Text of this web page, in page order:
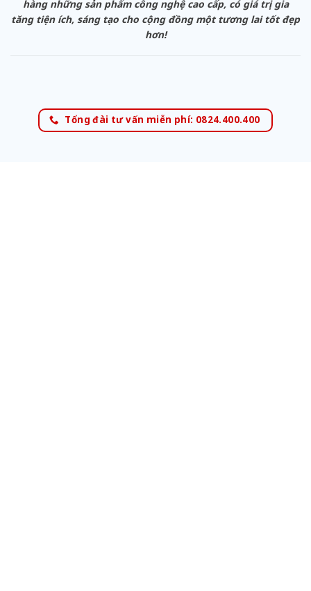
hàng những sản phẩm công nghệ cao cấp, có giá trị gia
tăng tiện ích, sáng tạo cho cộng đồng một tương lai tốt đẹp
hơn!
Tổng đài tư vấn miễn phí: 0824.400.400